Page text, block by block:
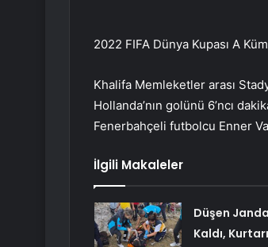
2022 FIFA Dünya Kupası A
Khalifa Memleketler arası
Hollanda’nın golünü 6’ncı
Fenerbahçeli futbolcu Enner
İlgili Makaleler
Düşen
Kaldı,